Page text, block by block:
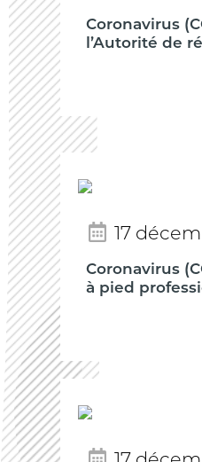
Coronavirus
l’Autorité de
17
Coronavirus
à pied